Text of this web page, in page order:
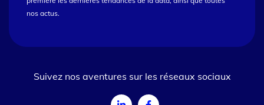
nos actus.
Suivez nos aventures sur les réseaux sociaux